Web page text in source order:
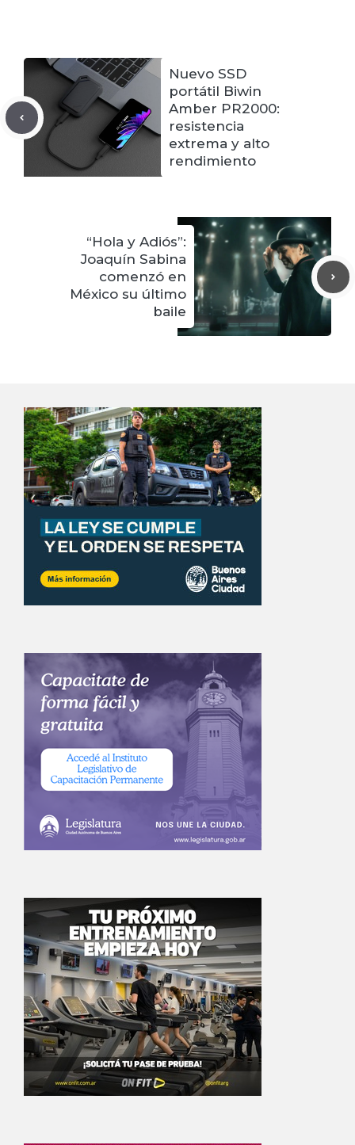
Nuevo SSD
portátil Biwin
Amber PR2000:
resistencia
extrema y alto
rendimiento
“Hola y Adiós”:
Joaquín Sabina
comenzó en
México su último
baile